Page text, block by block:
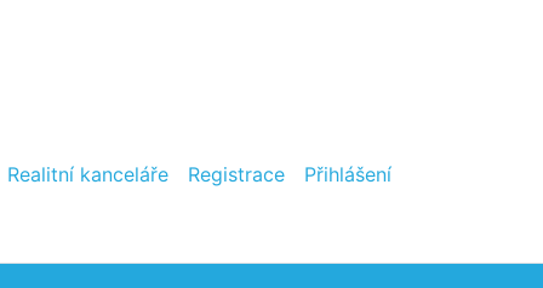
Realitní kanceláře Registrace Přihlášení